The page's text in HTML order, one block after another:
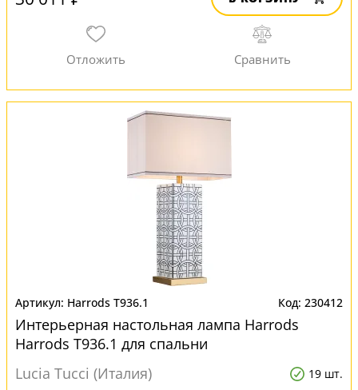
Harrods T936.1 230412
Интерьерная настольная лампа Harrods
Harrods T936.1 для спальни
Lucia Tucci (Италия)
19 шт.